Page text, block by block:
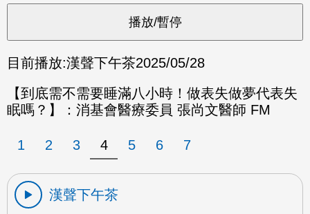
目前播放:漢聲下午茶2025/05/28
【到底需不需要睡滿八小時！做表失做夢代表失
眠嗎？】：消基會醫療委員 張尚文醫師 FM
1 2 3 4 5 6 7
漢聲下午茶